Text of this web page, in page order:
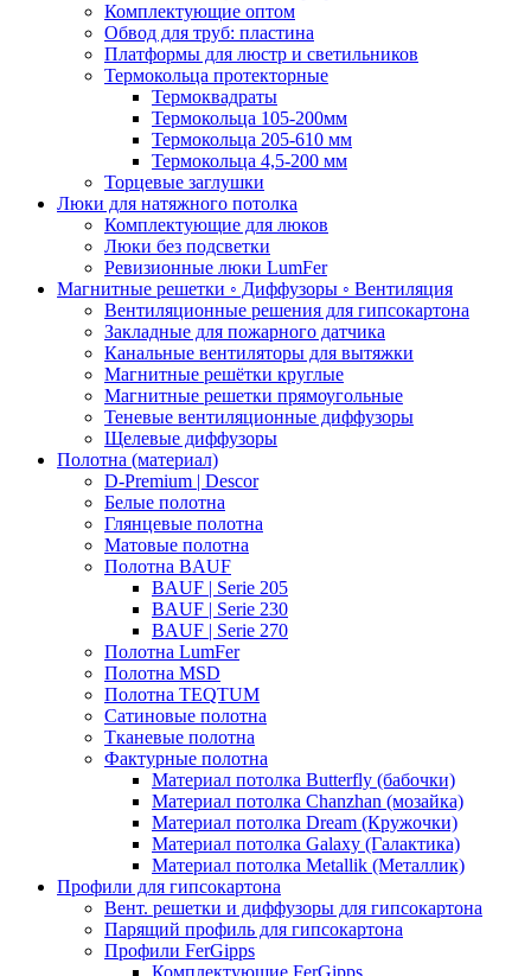
Комплектующие оптом
Обвод для труб: пластина
Платформы для люстр и светильников
Термокольца протекторные
Термоквадраты
Термокольца 105-200мм
Термокольца 205-610 мм
Термокольца 4,5-200 мм
Торцевые заглушки
Люки для натяжного потолка
Комплектующие для люков
Люки без подсветки
Ревизионные люки LumFer
Магнитные решетки ◦ Диффузоры ◦ Вентиляция
Вентиляционные решения для гипсокартона
Закладные для пожарного датчика
Канальные вентиляторы для вытяжки
Магнитные решётки круглые
Магнитные решетки прямоугольные
Теневые вентиляционные диффузоры
Щелевые диффузоры
Полотна (материал)
D-Premium | Descor
Белые полотна
Глянцевые полотна
Матовые полотна
Полотна BAUF
BAUF | Serie 205
BAUF | Serie 230
BAUF | Serie 270
Полотна LumFer
Полотна MSD
Полотна TEQTUM
Сатиновые полотна
Тканевые полотна
Фактурные полотна
Материал потолка Butterfly (бабочки)
Материал потолка Chanzhan (мозайка)
Материал потолка Dream (Кружочки)
Материал потолка Galaxy (Галактика)
Материал потолка Metallik (Металлик)
Профили для гипсокартона
Вент. решетки и диффузоры для гипсокартона
Парящий профиль для гипсокартона
Профили FerGipps
Комплектующие FerGipps